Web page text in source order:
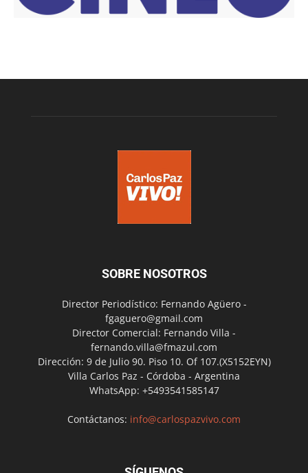
SOBRE NOSOTROS
Director Periodístico: Fernando Agüero -
fgaguero@gmail.com
Director Comercial: Fernando Villa -
fernando.villa@fmazul.com
Dirección: 9 de Julio 90. Piso 10. Of 107.(X5152EYN)
Villa Carlos Paz - Córdoba - Argentina
WhatsApp: +5493541585147
Contáctanos: info@carlospazvivo.com